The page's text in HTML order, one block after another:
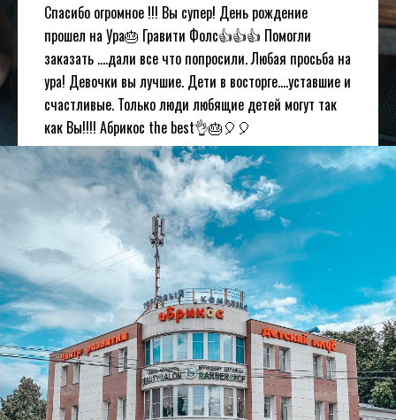
Спасибо огромное !!! Вы супер! День рождение
прошел на Ура🎂 Гравити Фолс👍👍👍 Помогли
заказать ....дали все что попросили. Любая просьба на
ура! Девочки вы лучшие. Дети в восторге....уставшие и
счастливые. Только люди любящие детей могут так
как Вы!!!! Абрикос the best👌🎂🎈🎈